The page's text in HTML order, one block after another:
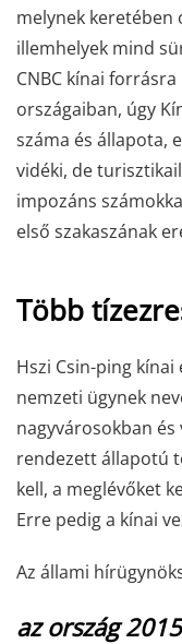
melynek keretében
illemhelyek mind
CNBC kínai
országaiban, úgy
száma és állapota,
vidéki, de
impozáns
első szakaszának
Több
Hszi Csin-ping
nemzeti ügynek
nagyvárosokban
rendezett állapotú
kell, a meglévőket
Erre pedig a kínai
Az állami
az ország